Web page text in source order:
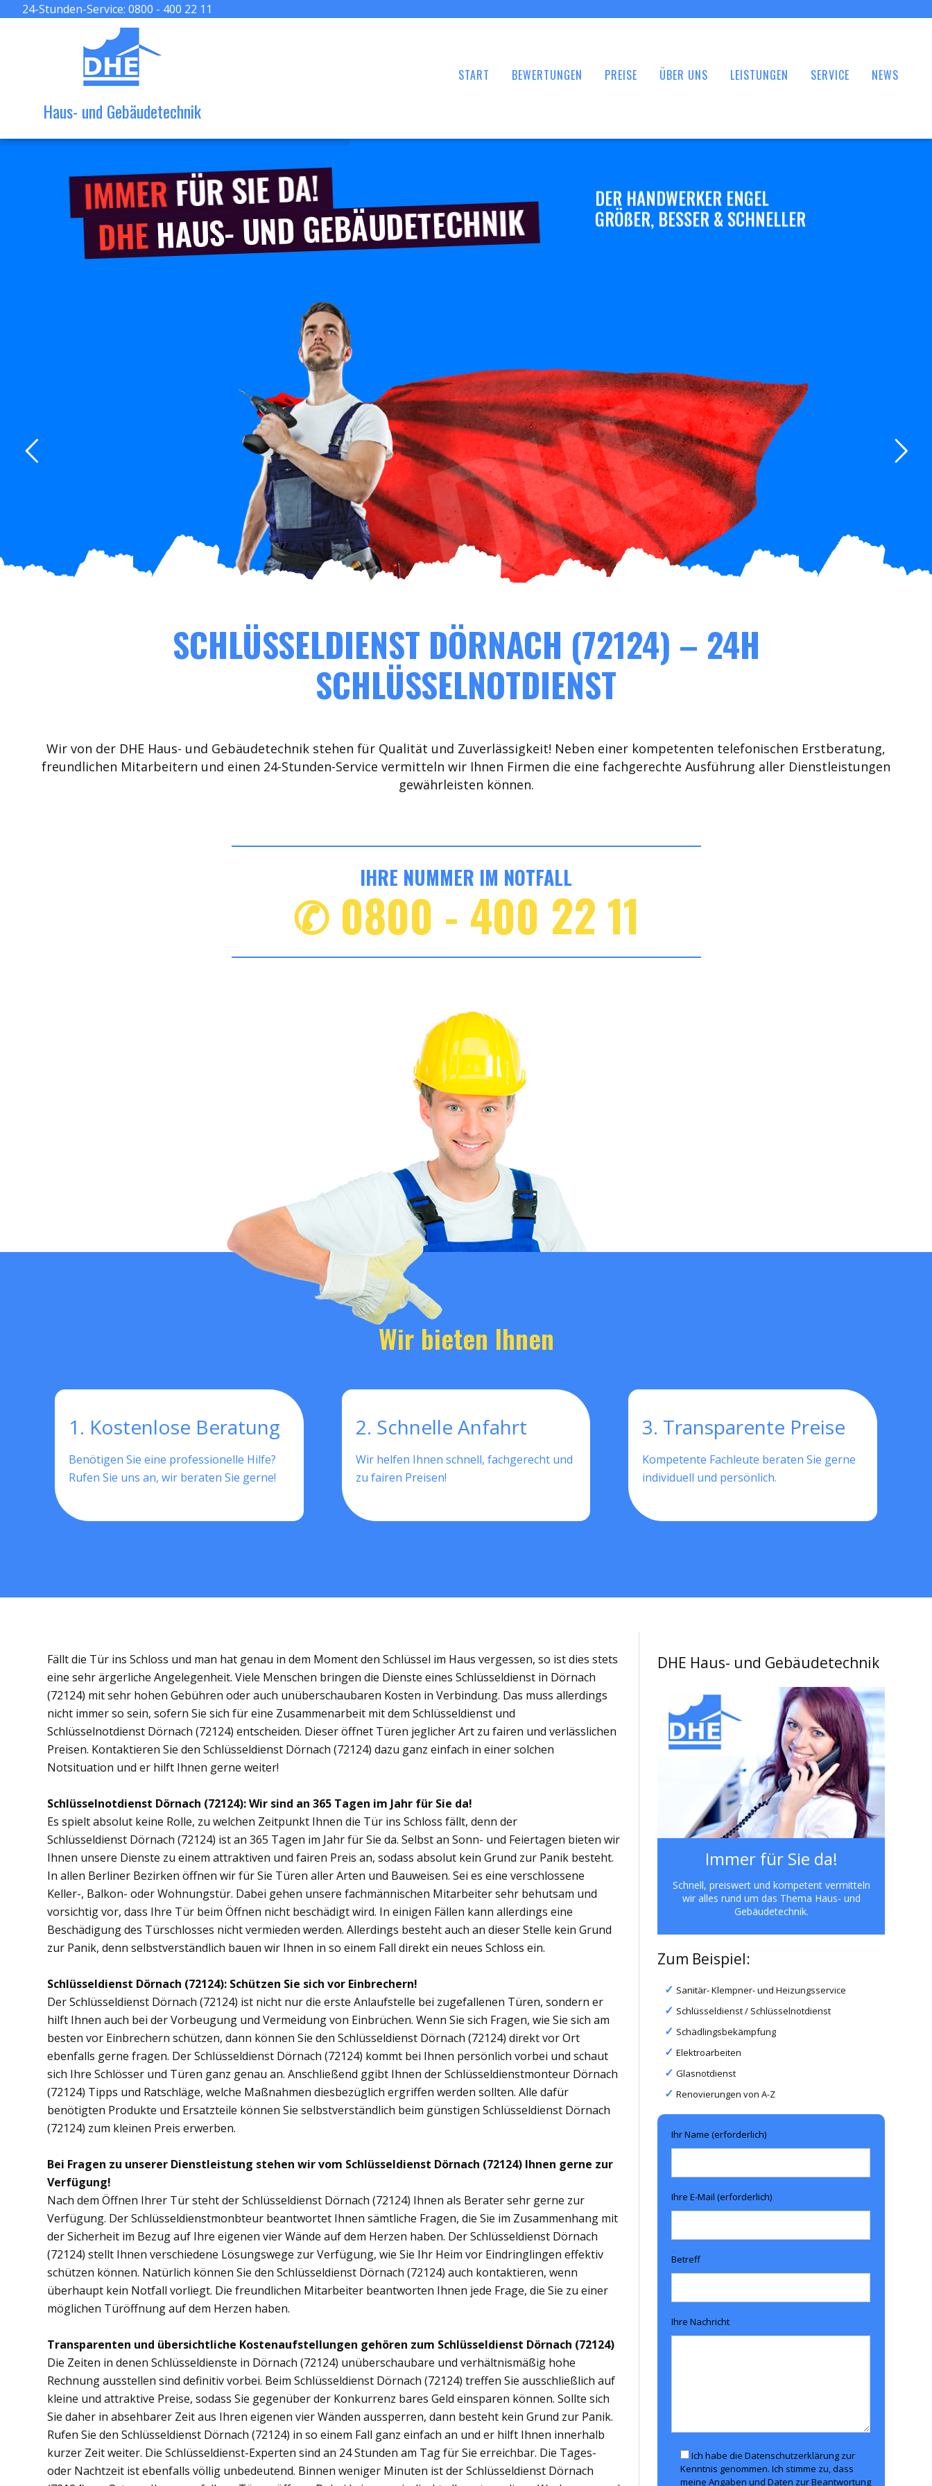
24-Stunden-Service: 0800 - 400 22 11
Haus- und Gebäudetechnik
START BEWERTUNGEN PREISE ÜBER UNS LEISTUNGEN SERVICE NEWS
IMMERFÜR SIE DA!
DHEHAUS- UND GEBÄUDETECHNIK
DER HANDWERKER ENGEL
GRÖßER, BESSER & SCHNELLER
SCHLÜSSELDIENST DÖRNACH (72124) – 24H
SCHLÜSSELNOTDIENST
Wir von der DHE Haus- und Gebäudetechnik stehen für Qualität und Zuverlässigkeit! Neben einer kompetenten telefonischen Erstberatung,
freundlichen Mitarbeitern und einen 24-Stunden-Service vermitteln wir Ihnen Firmen die eine fachgerechte Ausführung aller Dienstleistungen
gewährleisten können.
IHRE NUMMER IM NOTFALL
✆ 0800 - 400 22 11
Wir bieten Ihnen
1. Kostenlose Beratung
Benötigen Sie eine professionelle Hilfe?
Rufen Sie uns an, wir beraten Sie gerne!
2. Schnelle Anfahrt
Wir helfen Ihnen schnell, fachgerecht und
zu fairen Preisen!
3. Transparente Preise
Kompetente Fachleute beraten Sie gerne
individuell und persönlich.
DHE Haus- und Gebäudetechnik
Immer für Sie da!
Schnell, preiswert und kompetent vermitteln
wir alles rund um das Thema Haus- und
Gebäudetechnik.
Zum Beispiel:
Sanitär- Klempner- und Heizungsservice
Schlüsseldienst / Schlüsselnotdienst
Schädlingsbekämpfung
Elektroarbeiten
Glasnotdienst
Renovierungen von A-Z
Ihr Name (erforderlich)
Ihre E-Mail (erforderlich)
Betreff
Ihre Nachricht
Ich habe die Datenschutzerklärung zur
Kenntnis genommen. Ich stimme zu, dass
meine Angaben und Daten zur Beantwortung
Fällt die Tür ins Schloss und man hat genau in dem Moment den Schlüssel im Haus vergessen, so ist dies stets
eine sehr ärgerliche Angelegenheit. Viele Menschen bringen die Dienste eines Schlüsseldienst in Dörnach
(72124) mit sehr hohen Gebühren oder auch unüberschaubaren Kosten in Verbindung. Das muss allerdings
nicht immer so sein, sofern Sie sich für eine Zusammenarbeit mit dem Schlüsseldienst und
Schlüsselnotdienst Dörnach (72124) entscheiden. Dieser öffnet Türen jeglicher Art zu fairen und verlässlichen
Preisen. Kontaktieren Sie den Schlüsseldienst Dörnach (72124) dazu ganz einfach in einer solchen
Notsituation und er hilft Ihnen gerne weiter!
Schlüsselnotdienst Dörnach (72124): Wir sind an 365 Tagen im Jahr für Sie da!
Es spielt absolut keine Rolle, zu welchen Zeitpunkt Ihnen die Tür ins Schloss fällt, denn der
Schlüsseldienst Dörnach (72124) ist an 365 Tagen im Jahr für Sie da. Selbst an Sonn- und Feiertagen bieten wir
Ihnen unsere Dienste zu einem attraktiven und fairen Preis an, sodass absolut kein Grund zur Panik besteht.
In allen Berliner Bezirken öffnen wir für Sie Türen aller Arten und Bauweisen. Sei es eine verschlossene
Keller-, Balkon- oder Wohnungstür. Dabei gehen unsere fachmännischen Mitarbeiter sehr behutsam und
vorsichtig vor, dass Ihre Tür beim Öffnen nicht beschädigt wird. In einigen Fällen kann allerdings eine
Beschädigung des Türschlosses nicht vermieden werden. Allerdings besteht auch an dieser Stelle kein Grund
zur Panik, denn selbstverständlich bauen wir Ihnen in so einem Fall direkt ein neues Schloss ein.
Schlüsseldienst Dörnach (72124): Schützen Sie sich vor Einbrechern!
Der Schlüsseldienst Dörnach (72124) ist nicht nur die erste Anlaufstelle bei zugefallenen Türen, sondern er
hilft Ihnen auch bei der Vorbeugung und Vermeidung von Einbrüchen. Wenn Sie sich Fragen, wie Sie sich am
besten vor Einbrechern schützen, dann können Sie den Schlüsseldienst Dörnach (72124) direkt vor Ort
ebenfalls gerne fragen. Der Schlüsseldienst Dörnach (72124) kommt bei Ihnen persönlich vorbei und schaut
sich Ihre Schlösser und Türen ganz genau an. Anschließend ggibt Ihnen der Schlüsseldienstmonteur Dörnach
(72124) Tipps und Ratschläge, welche Maßnahmen diesbezüglich ergriffen werden sollten. Alle dafür
benötigten Produkte und Ersatzteile können Sie selbstverständlich beim günstigen Schlüsseldienst Dörnach
(72124) zum kleinen Preis erwerben.
Bei Fragen zu unserer Dienstleistung stehen wir vom Schlüsseldienst Dörnach (72124) Ihnen gerne zur
Verfügung!
Nach dem Öffnen Ihrer Tür steht der Schlüsseldienst Dörnach (72124) Ihnen als Berater sehr gerne zur
Verfügung. Der Schlüsseldienstmonbteur beantwortet Ihnen sämtliche Fragen, die Sie im Zusammenhang mit
der Sicherheit im Bezug auf Ihre eigenen vier Wände auf dem Herzen haben. Der Schlüsseldienst Dörnach
(72124) stellt Ihnen verschiedene Lösungswege zur Verfügung, wie Sie Ihr Heim vor Eindringlingen effektiv
schützen können. Natürlich können Sie den Schlüsseldienst Dörnach (72124) auch kontaktieren, wenn
überhaupt kein Notfall vorliegt. Die freundlichen Mitarbeiter beantworten Ihnen jede Frage, die Sie zu einer
möglichen Türöffnung auf dem Herzen haben.
Transparenten und übersichtliche Kostenaufstellungen gehören zum Schlüsseldienst Dörnach (72124)
Die Zeiten in denen Schlüsseldienste in Dörnach (72124) unüberschaubare und verhältnismäßig hohe
Rechnung ausstellen sind definitiv vorbei. Beim Schlüsseldienst Dörnach (72124) treffen Sie ausschließlich auf
kleine und attraktive Preise, sodass Sie gegenüber der Konkurrenz bares Geld einsparen können. Sollte sich
Sie daher in absehbarer Zeit aus Ihren eigenen vier Wänden aussperren, dann besteht kein Grund zur Panik.
Rufen Sie den Schlüsseldienst Dörnach (72124) in so einem Fall ganz einfach an und er hilft Ihnen innerhalb
kurzer Zeit weiter. Die Schlüsseldienst-Experten sind an 24 Stunden am Tag für Sie erreichbar. Die Tages-
oder Nachtzeit ist ebenfalls völlig unbedeutend. Binnen weniger Minuten ist der Schlüsseldienst Dörnach